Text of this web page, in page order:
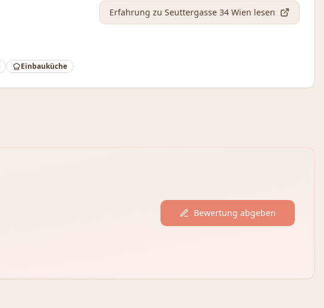
Erfahrung zu Seuttergasse 34 Wien lesen
Einbauküche
Bewertung abgeben